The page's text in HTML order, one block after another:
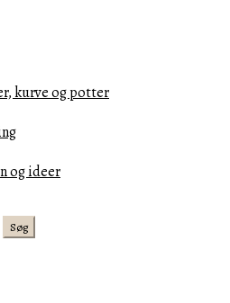
kurve og potter
og ideer